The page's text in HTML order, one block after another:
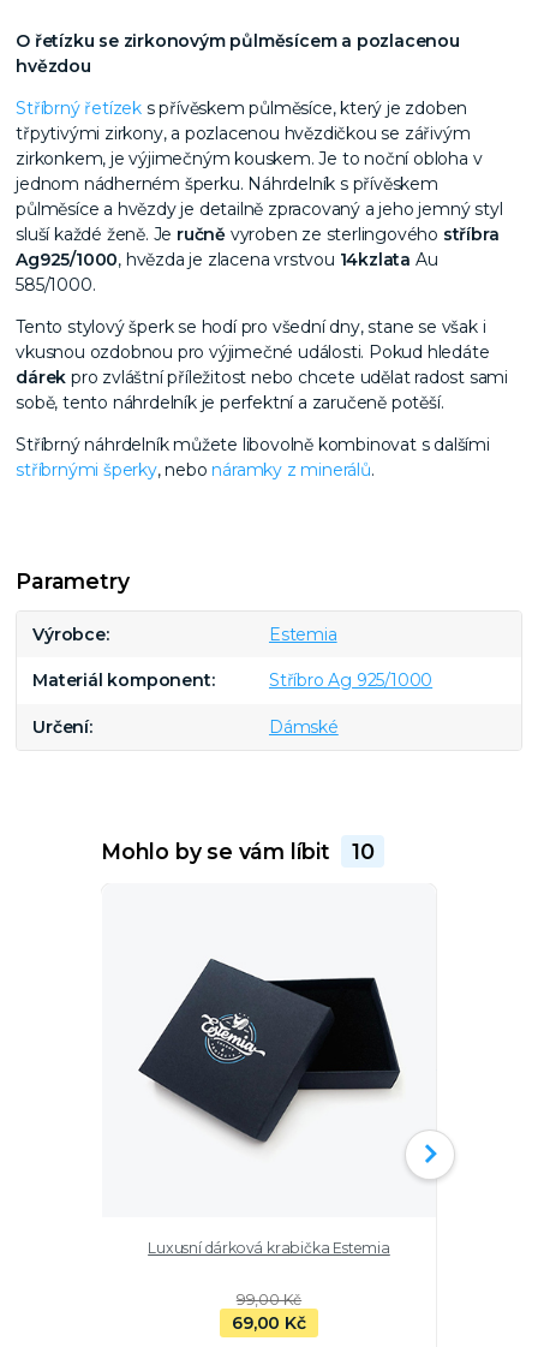
O řetízku se zirkonovým půlměsícem a pozlacenou
hvězdou
Stříbrný řetízeks přívěskem půlměsíce, který je zdoben
třpytivými zirkony, a pozlacenou hvězdičkou se zářivým
zirkonkem, je výjimečným kouskem. Je to noční obloha v
jednom nádherném šperku. Náhrdelník s přívěskem
půlměsíce a hvězdy je detailně zpracovaný a jeho jemný styl
sluší každé ženě. Je ručněvyroben ze sterlingového stříbra
Ag925/1000, hvězda je zlacena vrstvou 14kzlata Au
585/1000.
Tento stylový šperk se hodí pro všední dny, stane se však i
vkusnou ozdobnou pro výjimečné události. Pokud hledáte
dárek pro zvláštní příležitost nebo chcete udělat radost sami
sobě, tento náhrdelník je perfektní a zaručeně potěší.
Stříbrný náhrdelník můžete libovolně kombinovat s dalšími
stříbrnými šperky, nebo náramky z minerálů.
Parametry
Výrobce Estemia
Materiál komponent Stříbro Ag 925/1000
Určení Dámské
Mohlo by se vám líbit 10
Luxusní dárková krabička Estemia
99,00 Kč
69,00 Kč